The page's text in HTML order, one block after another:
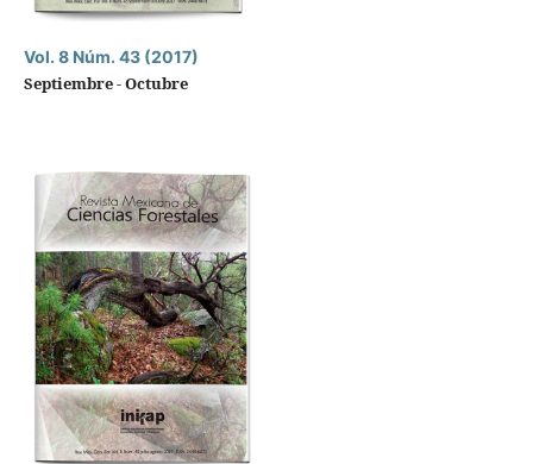
Vol. 8 Núm. 43 (2017)
Septiembre - Octubre